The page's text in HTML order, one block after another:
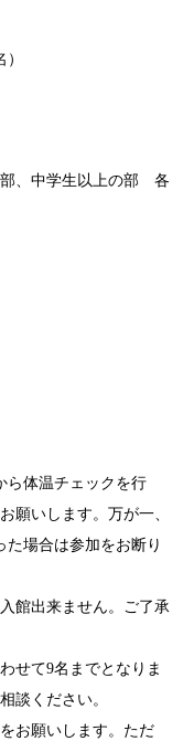
部、中学生以上の部 各
ら体温チェックを行
願いします。万が一、
場合は参加をお断り
館出来ません。ご了承
せて9名までとなりま
談ください。
お願いします。ただ